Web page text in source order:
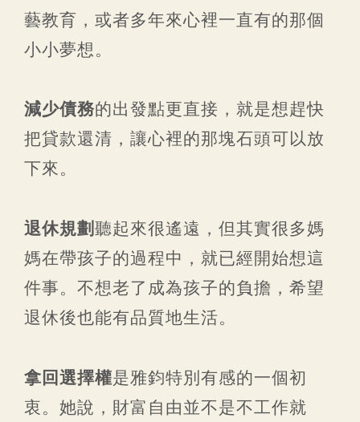
藝教育，或者多年來心裡一直有的那個
小小夢想。
減少債務的出發點更直接，就是想趕快
把貸款還清，讓心裡的那塊石頭可以放
下來。
退休規劃 聽起來很遙遠，但其實很多媽
媽在帶孩子的過程中，就已經開始想這
件事。不想老了成為孩子的負擔，希望
退休後也能有品質地生活。
拿回選擇權是雅鈞特別有感的一個初
衷。她說，財富自由並不是不工作就